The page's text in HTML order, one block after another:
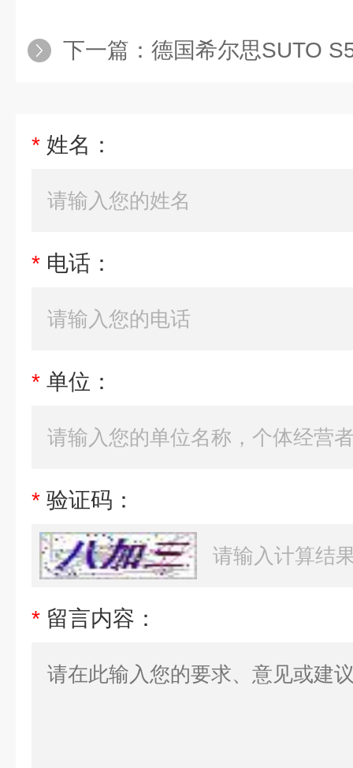
下一篇： 德国希尔思SUTO
* 姓名：
* 电话：
* 单位：
* 验证码：
* 留言内容：